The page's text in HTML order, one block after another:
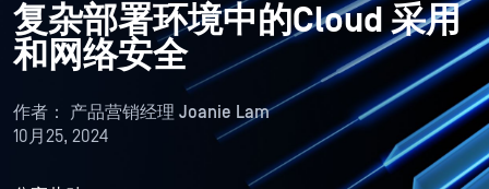
复杂部署环境中的Cloud 采用
和网络安全
作者： 产品营销经理 Joanie Lam
10月25, 2024